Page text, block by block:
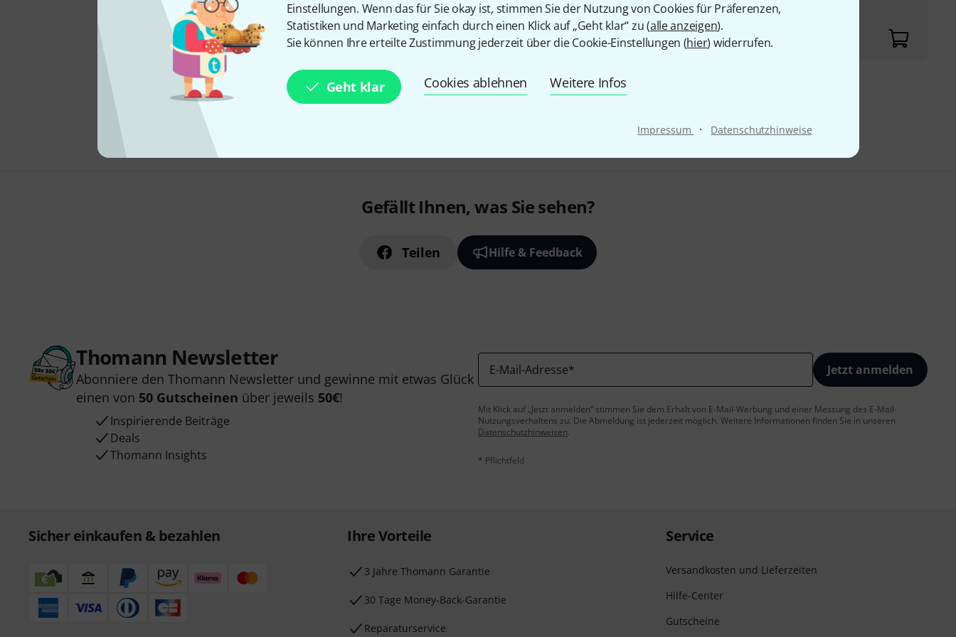
Einstellungen. Wenn das für Sie okay ist, stimmen Sie der Nutzung von Cookies für Präferenzen,
Statistiken und Marketing einfach durch einen Klick auf „Geht klar“ zu (alle anzeigen).
Sie können Ihre erteilte Zustimmung jederzeit über die Cookie-Einstellungen (hier) widerrufen.
Geht klar Cookies ablehnen Weitere Infos
Impressum · Datenschutzhinweise
Sofort lieferbar
Kostenloser Versand ab 29 €
Gefällt Ihnen, was Sie sehen?
Teilen Hilfe & Feedback
Thomann Newsletter
Abonniere den Thomann Newsletter und gewinne mit etwas Glück
einen von 50 Gutscheinen über jeweils 50€!
Inspirierende Beiträge
Deals
Thomann Insights
E-Mail-Adresse* Jetzt anmelden
Mit Klick auf „Jetzt anmelden“ stimmen Sie dem Erhalt von E-Mail-Werbung und einer Messung des E-Mail-
Nutzungsverhaltens zu. Die Abmeldung ist jederzeit möglich. Weitere Informationen finden Sie in unseren
Datenschutzhinweisen.
* Pflichtfeld
Sicher einkaufen & bezahlen Ihre Vorteile
3 Jahre Thomann Garantie
30 Tage Money-Back-Garantie
Reparaturservice
Service
Versandkosten und Lieferzeiten
Hilfe-Center
Gutscheine